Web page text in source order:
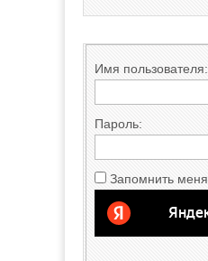
Имя пользователя:
Пароль:
Запомнить меня